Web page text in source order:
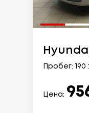
Пробег: 190
Цена: